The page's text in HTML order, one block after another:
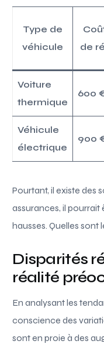
Type de
véhicule
de
Voiture
thermique
600
Véhicule
électrique
900
Pourtant, il existe des
assurances, il
hausses. Quelles sont
Disparités
réalité
En analysant les
conscience des
sont en proie à des